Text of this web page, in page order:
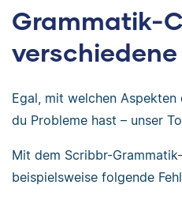
Grammatik-
Egal, mit welchen
du Probleme hast – unser
Mit dem Scribbr-
beispielsweise folgende